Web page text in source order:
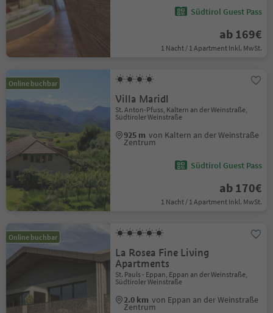
Südtirol Guest Pass
ab 169€
1 Nacht / 1 Apartment Inkl. MwSt.
Online buchbar
Villa Maridl
St. Anton-Pfuss, Kaltern an der Weinstraße,
Südtiroler Weinstraße
925 m von Kaltern an der Weinstraße
Zentrum
Südtirol Guest Pass
ab 170€
1 Nacht / 1 Apartment Inkl. MwSt.
Online buchbar
La Rosea Fine Living
Apartments
St. Pauls - Eppan, Eppan an der Weinstraße,
Südtiroler Weinstraße
2.0 km von Eppan an der Weinstraße
Zentrum